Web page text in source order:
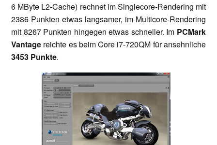
6 MByte L2-Cache) rechnet im Singlecore-Rendering mit
2386 Punkten etwas langsamer, im Multicore-Rendering
mit 8267 Punkten hingegen etwas schneller. Im PCMark
Vantage reichte es beim Core i7-720QM für ansehnliche
3453 Punkte.